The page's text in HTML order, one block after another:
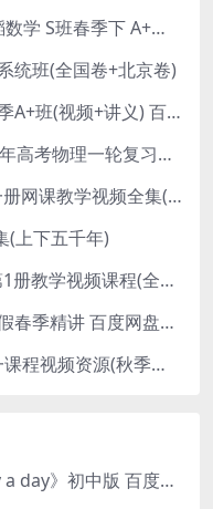
初中数学 2024初一数学 朱韬数学 S班春季下 A+班春季下 百度云网盘
统班(全国卷+北京卷)
杨萌物理2023初三物理上秋季A+班(视频+讲义) 百度网盘分享
2024赵玉峰高三物理课程24年高考物理一轮复习网课教程
沪科版(初三)九年级物理全一册网课教学视频全集(录播版 杜春雨 66讲)
(上下五千年)
[胡金铭 Diana]新概念英语第1册教学视频课程(全集 百度网盘下载)
胡源2024届高考数学二轮寒假春季精讲 百度网盘分享
2022赵礼显高一数学必修一课程视频资源(秋季班 含讲义)百度网盘云
一天一个小故事《one story a day》初中版 百度网盘分享下载